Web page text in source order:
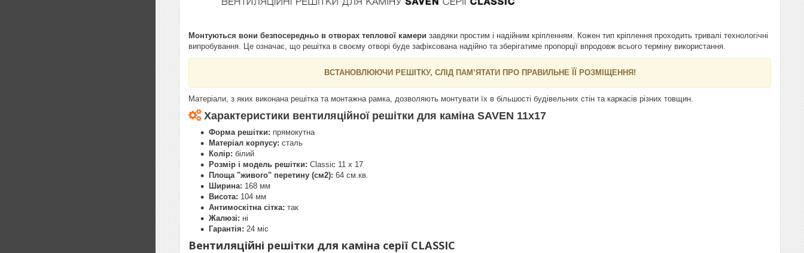
Монтуються вони безпосередньо в отворах теплової камери завдяки простим і надійним кріпленням. Кожен тип кріплення проходить тривалі технологічні
випробування. Це означає, що решітка в своєму отворі буде зафіксована надійно та зберігатиме пропорції впродовж всього терміну використання.
ВСТАНОВЛЮЮЧИ РЕШІТКУ, СЛІД ПАМ’ЯТАТИ ПРО ПРАВИЛЬНЕ ЇЇ РОЗМІЩЕННЯ!
Матеріали, з яких виконана решітка та монтажна рамка, дозволяють монтувати їх в більшості будівельних стін та каркасів різних товщин.
Характеристики вентиляційної решітки для каміна SAVEN 11х17
Форма решітки: прямокутна
Матеріал корпусу: сталь
Колір: білий
Розмір і модель решітки: Classic 11 х 17
Площа "живого" перетину (см2): 64 см.кв.
Ширина: 168 мм
Висота: 104 мм
Антимоскітна сітка: так
Жалюзі: ні
Гарантія: 24 міс
Вентиляційні решітки для каміна серії CLASSIC